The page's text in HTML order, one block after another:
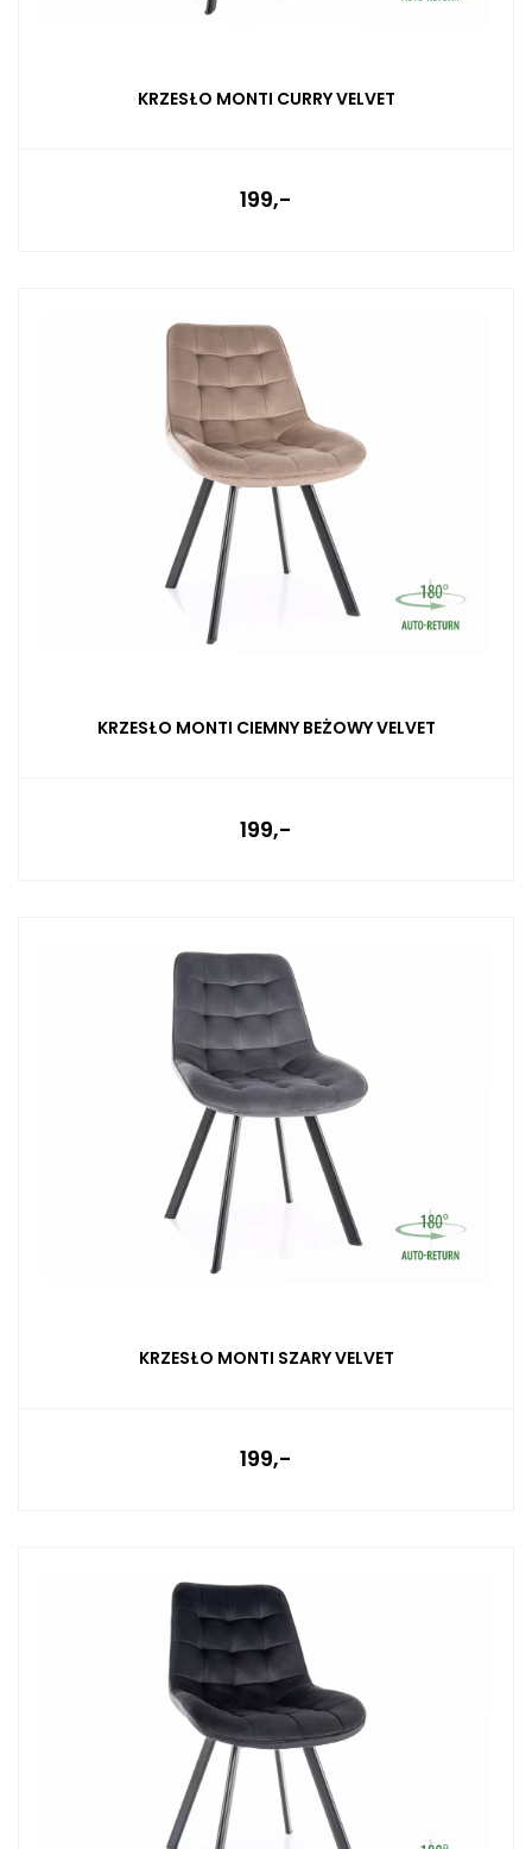
KRZESŁO MONTI CURRY VELVET
199,-
KRZESŁO MONTI CIEMNY BEŻOWY VELVET
199,-
KRZESŁO MONTI SZARY VELVET
199,-